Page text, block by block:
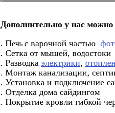
Дополнительно у нас можно
. Печь с варочной частью
. Сетка от мышей, водостоки
. Разводка электрики,
. Монтаж канализации,
. Установка и подключение
. Отделка дома сайдингом
. Покрытие кровли гибкой